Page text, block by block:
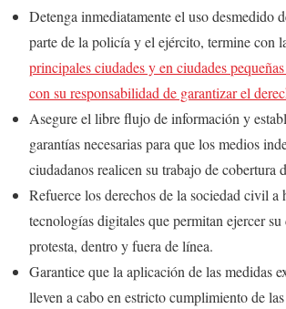
Detenga inmediatamente el uso desmedido
parte de la policía y el ejército, termine con
principales ciudades y en ciudades
con su responsabilidad de garantizar el
Asegure el libre flujo de información y
garantías necesarias para que los medios
ciudadanos realicen su trabajo de cobertura
Refuerce los derechos de la sociedad civil a
tecnologías digitales que permitan ejercer su
protesta, dentro y fuera de línea.
Garantice que la aplicación de las medidas
lleven a cabo en estricto cumplimiento de